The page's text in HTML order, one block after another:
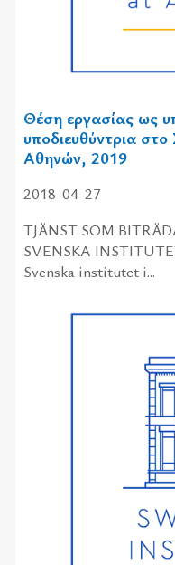
Θέση εργασίας ως
υποδιευθύντρια στο
Αθηνών, 2019
2018-04-27
TJÄNST SOM
SVENSKA
Svenska institutet i...